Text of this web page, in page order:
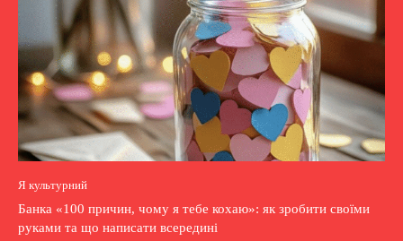
Я культурний
Банка «100 причин, чому я тебе кохаю»: як зробити своїми
руками та що написати всередині